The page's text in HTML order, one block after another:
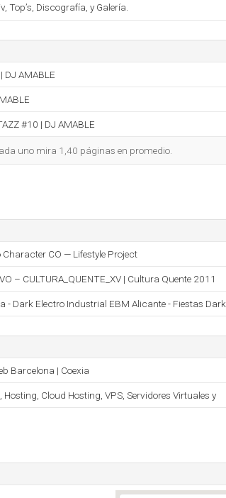
Top’s, Discografía, y Galería.
DJ AMABLE
#10 | DJ AMABLE
uno mira 1,40 páginas en promedio.
Character CO — Lifestyle Project
– CULTURA_QUENTE_XV | Cultura Quente 2011
- Dark Electro Industrial EBM Alicante - Fiestas Dark
Barcelona | Coexia
Hosting, Cloud Hosting, VPS, Servidores Virtuales y